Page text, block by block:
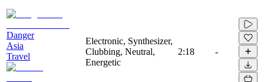
Danger
Asia
Travel
Electronic, Synthesizer,
Clubbing, Neutral,
Energetic
2:18 -